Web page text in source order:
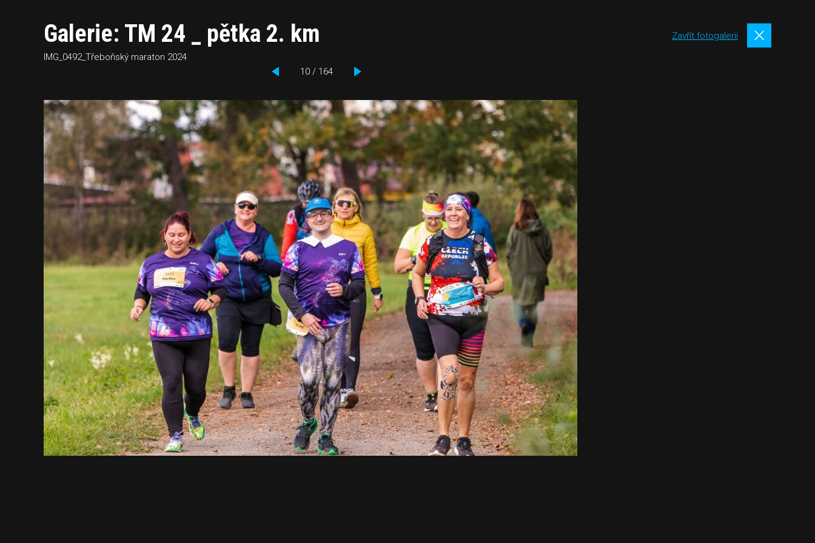
Galerie: TM 24 _ pětka 2. km
IMG_0492_Třeboňský maraton 2024
10 / 164
Zavřít fotogalerii